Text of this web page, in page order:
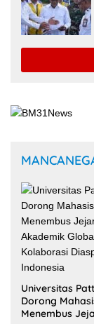
Universitas
Dorong
Menembus